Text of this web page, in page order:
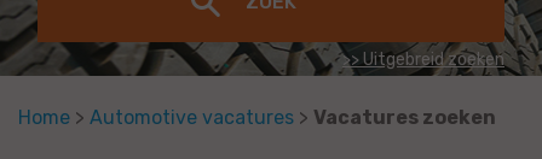
>> Uitgebreid zoeken
Home > Automotive vacatures > Vacatures zoeken